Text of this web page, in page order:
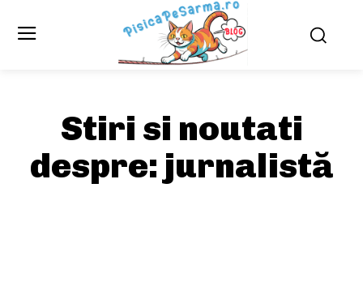
Stiri si noutati
despre: jurnalistă